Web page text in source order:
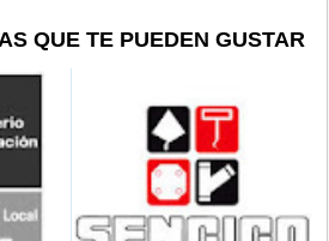
QUE TE PUEDEN GUSTAR